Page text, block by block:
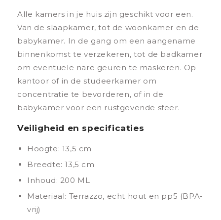
Alle kamers in je huis zijn geschikt voor een.
Van de slaapkamer, tot de woonkamer en de
babykamer. In de gang om een aangename
binnenkomst te verzekeren, tot de badkamer
om eventuele nare geuren te maskeren. Op
kantoor of in de studeerkamer om
concentratie te bevorderen, of in de
babykamer voor een rustgevende sfeer.
Veiligheid en specificaties
Hoogte: 13,5 cm
Breedte: 13,5 cm
Inhoud: 200 ML
Materiaal: Terrazzo, echt hout en pp5 (BPA-
vrij)